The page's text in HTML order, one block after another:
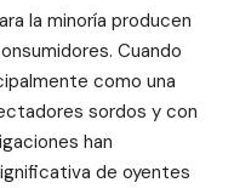
la minoría producen
Cuando
como una
sordos y con
han
de oyentes